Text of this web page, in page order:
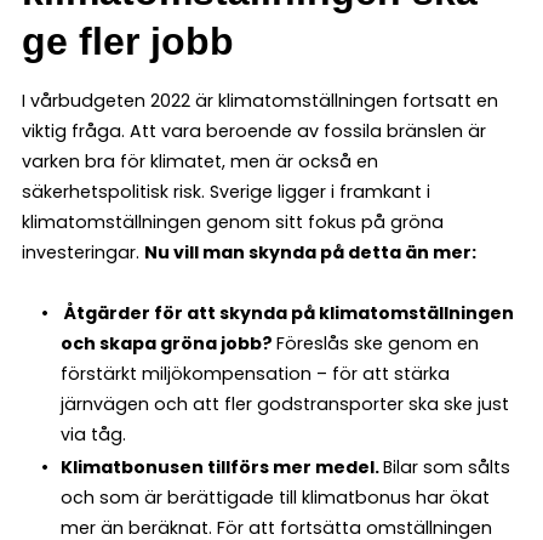
ge fler jobb
I vårbudgeten 2022 är klimatomställningen fortsatt en
viktig fråga. Att vara beroende av fossila bränslen är
varken bra för klimatet, men är också en
säkerhetspolitisk risk. Sverige ligger i framkant i
klimatomställningen genom sitt fokus på gröna
investeringar. Nu vill man skynda på detta än mer:
Åtgärder för att skynda på klimatomställningen
och skapa gröna jobb? Föreslås ske genom en
förstärkt miljökompensation – för att stärka
järnvägen och att fler godstransporter ska ske just
via tåg.
Klimatbonusen tillförs mer medel.Bilar som sålts
och som är berättigade till klimatbonus har ökat
mer än beräknat. För att fortsätta omställningen